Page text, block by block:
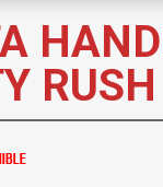
RUSH